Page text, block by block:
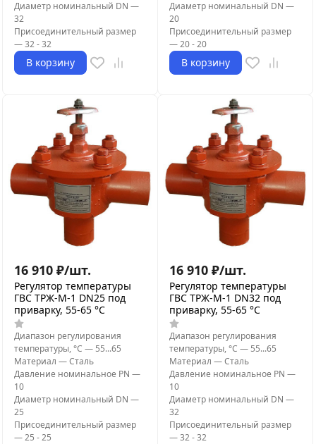
Диаметр номинальный DN —
32
Присоединительный размер
—32 - 32
В корзину
Диаметр номинальный DN —
20
Присоединительный размер
—20 - 20
В корзину
16 910 ₽/шт.
Регулятор температуры
ГВС ТРЖ-М-1 DN25 под
приварку, 55-65 °C
Диапазон регулирования
температуры, °С — 55...65
Материал —Сталь
Давление номинальное PN —
10
Диаметр номинальный DN —
25
Присоединительный размер
—25 - 25
16 910 ₽/шт.
Регулятор температуры
ГВС ТРЖ-М-1 DN32 под
приварку, 55-65 °C
Диапазон регулирования
температуры, °С — 55...65
Материал —Сталь
Давление номинальное PN —
10
Диаметр номинальный DN —
32
Присоединительный размер
—32 - 32